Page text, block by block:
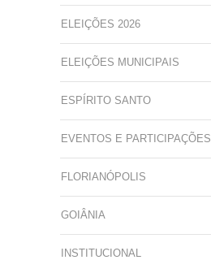
ELEIÇÕES 2026
ELEIÇÕES MUNICIPAIS
ESPÍRITO SANTO
EVENTOS E PARTICIPAÇÕES
FLORIANÓPOLIS
GOIÂNIA
INSTITUCIONAL